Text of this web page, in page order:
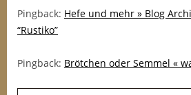
Pingback: Hefe und mehr » Blog
“Rustiko”
Pingback: Brötchen oder Semmel «